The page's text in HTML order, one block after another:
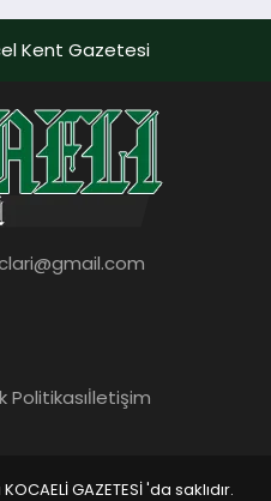
Kent Gazetesi
Politikasıİletişim
GAZETESİ 'da saklıdır.